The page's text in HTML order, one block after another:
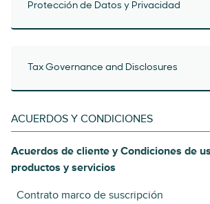
Protección de Datos y Privacidad
Tax Governance and Disclosures
ACUERDOS Y CONDICIONES
Acuerdos de cliente y Condiciones de
productos y servicios
Contrato marco de suscripción